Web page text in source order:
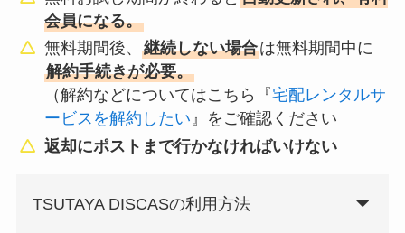
会員になる。
無料期間後、継続しない場合は無料期間中に
解約手続きが必要。
（解約などについてはこちら『宅配レンタルサ
ービスを解約したい』をご確認ください
返却にポストまで行かなければいけない
TSUTAYA DISCASの利用方法